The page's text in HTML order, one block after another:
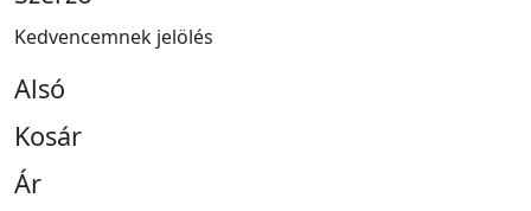
Kedvencemnek jelölés
Alsó
Kosár
Ár